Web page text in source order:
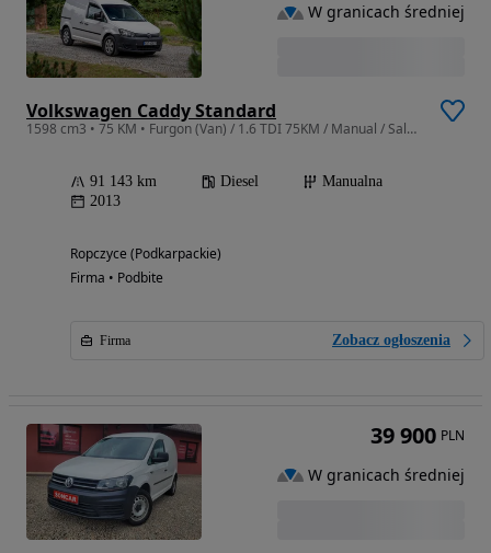
Volkswagen Caddy Standard
1598 cm3 • 75 KM • Furgon (Van) / 1.6 TDI 75KM / Manual / Salon PL / FV-Marża
91 143 km Diesel
Manualna
2013
Ropczyce (Podkarpackie)
Firma • Podbite
Firma Zobacz ogłoszenia
W granicach średniej
39 900 PLN
W granicach średniej